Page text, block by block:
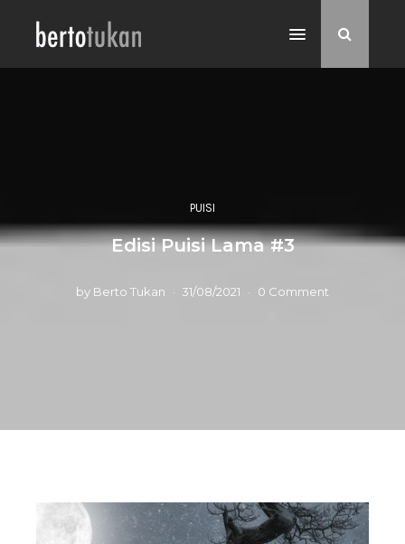
PUISI
Edisi Puisi Lama #3
by Berto Tukan 31/08/2021 0 Comment